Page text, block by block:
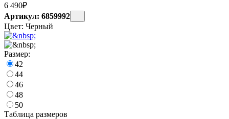
6 490₽
Артикул: 6859992
Цвет: Черный
Размер:
42
44
46
48
50
Таблица размеров